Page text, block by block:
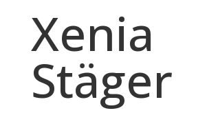
Xenia
Stäger